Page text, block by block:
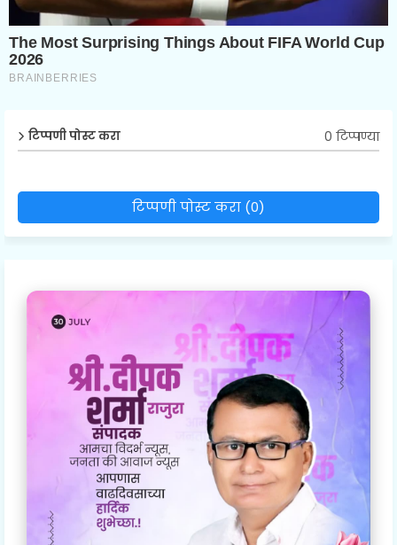
टिप्पणी पोस्ट करा 0 टिप्पण्या
टिप्पणी पोस्ट करा (0)